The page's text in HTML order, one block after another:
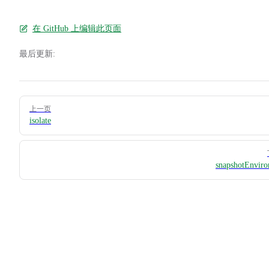
在 GitHub 上编辑此页面
最后更新:
Pager
上一页
isolate